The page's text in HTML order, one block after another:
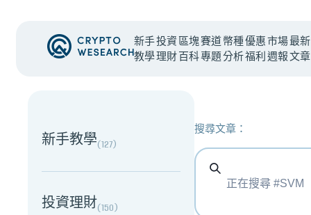
新手
教學
投資
理財
區塊
百科
賽道
專題
幣種
分析
優惠
福利
市場
週報
最新
文章
NEW EVENT
新手教學(127)
投資理財(150)
搜尋文章：